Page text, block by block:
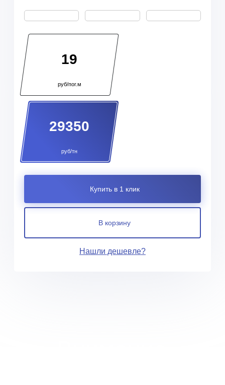
19
руб/пог.м
29350
руб/тн
Купить в 1 клик
В корзину
Нашли дешевле?